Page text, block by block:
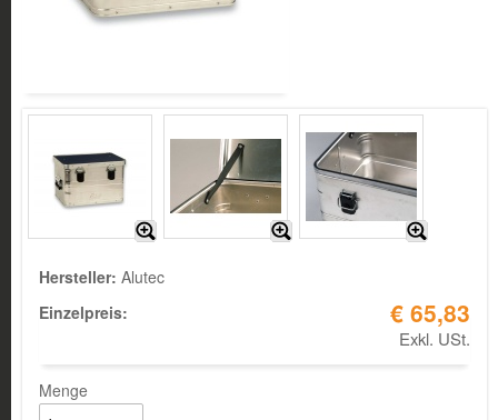
Hersteller: Alutec
Einzelpreis:
€ 65,83
Exkl. USt.
Menge